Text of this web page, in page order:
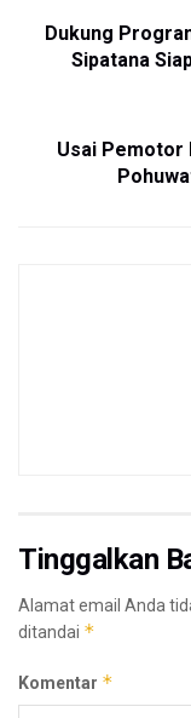
Dukung
Sipatana
Usai Pemotor
Tinggalkan
Alamat email Anda
ditandai *
Komentar *